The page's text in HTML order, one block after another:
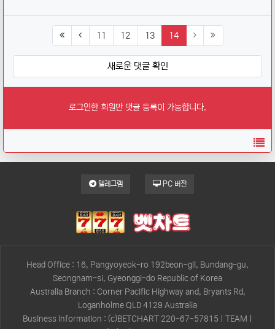
11 12 13 14(current)
새로운 댓글 확인
로그인한 회원만 댓글 등록이 가능합니다.
목
텔레그램 PC 버전
Head Office : 16, Pangyoyeok-ro 192beon-gil, Bundang-gu,
Seongnam-si, Gyeonggi-do Republic of Korea
Australia Branch : Corner Pacific Highway and, Bryants Rd,
Loganholme QLD 4129 Australia
Business information : (c)BETCHART 220-67-57815 | TEAM |